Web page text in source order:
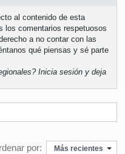
al contenido de esta
los comentarios respetuosos
a no contar con las
qué piensas y sé parte
Inicia sesión y deja
por: Más recientes